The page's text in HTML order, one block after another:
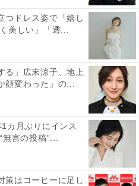
つドレス姿で「嬉し
美しい」「透...
る」広末涼子、地上
顔変わった」の...
カ月ぶりにインス
無言の投稿”...
策はコーヒーに足し